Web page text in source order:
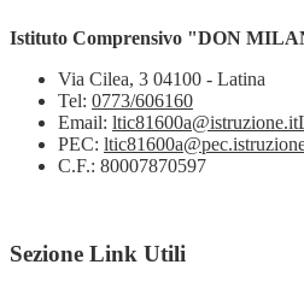
Istituto Comprensivo "DON
Via Cilea, 3 04100 - Latina
Tel: 0773/606160
Email: ltic81600a@istruzione.it
PEC:
C.F.: 80007870597
Sezione Link Utili